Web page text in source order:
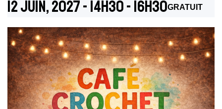
12 Juin, 2027 - 14h30- 16h30GRATUIT